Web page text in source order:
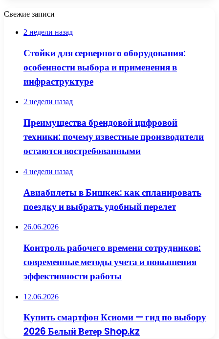
Свежие записи
2 недели назад
Стойки для серверного оборудования:
особенности выбора и применения в
инфраструктуре
2 недели назад
Преимущества брендовой цифровой
техники: почему известные производители
остаются востребованными
4 недели назад
Авиабилеты в Бишкек: как спланировать
поездку и выбрать удобный перелет
26.06.2026
Контроль рабочего времени сотрудников:
современные методы учета и повышения
эффективности работы
12.06.2026
Купить смартфон Ксиоми — гид по выбору
2026 Белый Ветер Shop.kz